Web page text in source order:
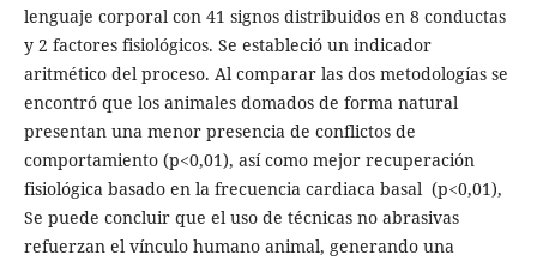
lenguaje corporal con 41 signos distribuidos en 8 conductas
y 2 factores fisiológicos. Se estableció un indicador
aritmético del proceso. Al comparar las dos metodologías se
encontró que los animales domados de forma natural
presentan una menor presencia de conflictos de
comportamiento (p<0,01), así como mejor recuperación
fisiológica basado en la frecuencia cardiaca basal (p<0,01),
Se puede concluir que el uso de técnicas no abrasivas
refuerzan el vínculo humano animal, generando una